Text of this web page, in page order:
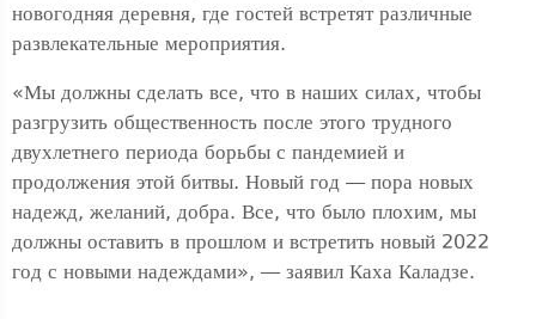
новогодняя деревня, где гостей встретят различные
развлекательные мероприятия.
«Мы должны сделать все, что в наших силах, чтобы
разгрузить общественность после этого трудного
двухлетнего периода борьбы с пандемией и
продолжения этой битвы. Новый год — пора новых
надежд, желаний, добра. Все, что было плохим, мы
должны оставить в прошлом и встретить новый 2022
год с новыми надеждами», — заявил Каха Каладзе.